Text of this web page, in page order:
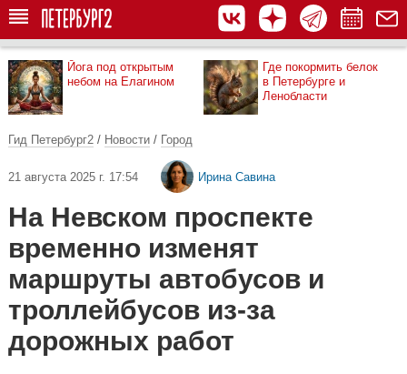
Йога под открытым
небом на Елагином
Где покормить белок
в Петербурге и
Ленобласти
Гид Петербург2 / Новости / Город
21 августа 2025 г. 17:54 Ирина Савина
На Невском проспекте
временно изменят
маршруты автобусов и
троллейбусов из-за
дорожных работ